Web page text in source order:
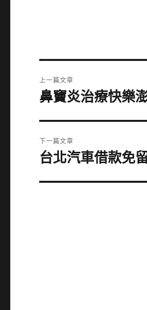
章
上一篇文章
上
篇
文
章:
鼻竇炎治療快樂
下一篇文章
下
篇
台北汽車借款免